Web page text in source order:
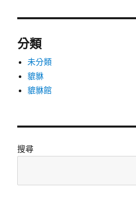
分類
未分類
貔貅
貔貅館
搜尋